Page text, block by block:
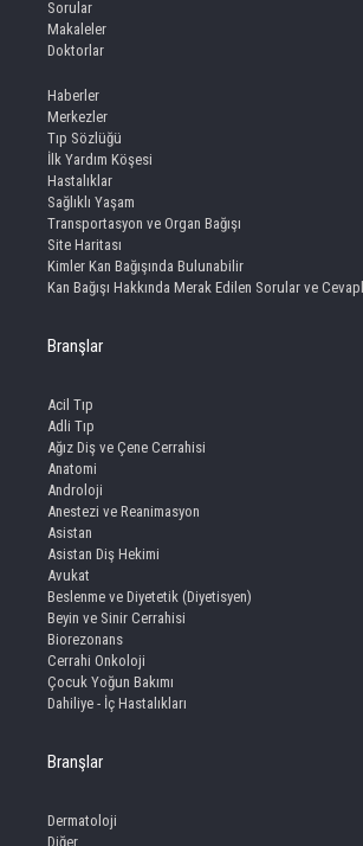
Sorular
Makaleler
Doktorlar
Haberler
Merkezler
Tıp Sözlüğü
İlk Yardım Köşesi
Hastalıklar
Sağlıklı Yaşam
Transportasyon ve Organ Bağışı
Site Haritası
Kimler Kan Bağışında Bulunabilir
Kan Bağışı Hakkında Merak Edilen Sorular ve
Branşlar
Acil Tıp
Adli Tıp
Ağız Diş ve Çene Cerrahisi
Anatomi
Androloji
Anestezi ve Reanimasyon
Asistan
Asistan Diş Hekimi
Avukat
Beslenme ve Diyetetik (Diyetisyen)
Beyin ve Sinir Cerrahisi
Biorezonans
Cerrahi Onkoloji
Çocuk Yoğun Bakımı
Dahiliye - İç Hastalıkları
Branşlar
Dermatoloji
Diğer